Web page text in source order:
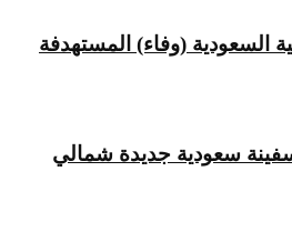
السعودية (وفاء) المستهدفة
سعودية جديدة شمالي